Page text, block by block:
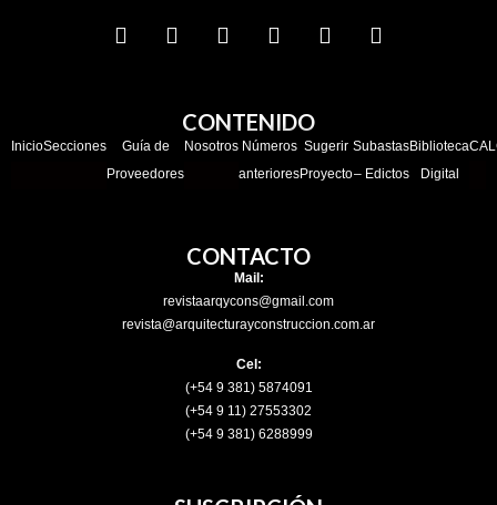
CONTENIDO
InicioSecciones
Guía de
Proveedores
Nosotros Números
anteriores
Sugerir
Proyecto
Subastas
– Edictos
Biblioteca
Digital
CONTACTO
Mail:
revistaarqycons@gmail.com
revista@arquitecturayconstruccion.com.ar
Cel:
(+54 9 381) 5874091
(+54 9 11) 27553302
(+54 9 381) 6288999